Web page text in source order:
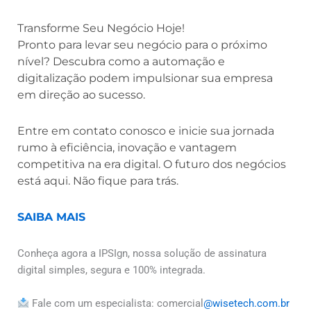
Transforme Seu Negócio Hoje!
Pronto para levar seu negócio para o próximo
nível? Descubra como a automação e
digitalização podem impulsionar sua empresa
em direção ao sucesso.
Entre em contato conosco e inicie sua jornada
rumo à eficiência, inovação e vantagem
competitiva na era digital. O futuro dos negócios
está aqui. Não fique para trás.
SAIBA MAIS
Conheça agora a IPSIgn, nossa solução de assinatura
digital simples, segura e 100% integrada.
Fale com um especialista: comercial @wisetech.com.br